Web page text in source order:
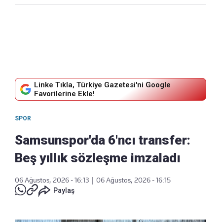
Linke Tıkla, Türkiye Gazetesi'ni Google
Favorilerine Ekle!
SPOR
Samsunspor'da 6'ncı transfer:
Beş yıllık sözleşme imzaladı
06 Ağustos, 2026 - 16:13
06 Ağustos, 2026 - 16:15
Paylaş